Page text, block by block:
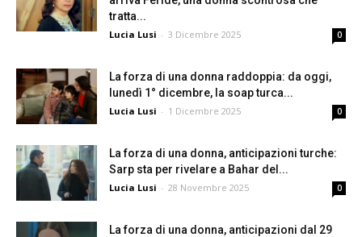
tratta...
Lucia Lusi - 3 Dicembre 2025 0
La forza di una donna raddoppia: da oggi,
lunedì 1° dicembre, la soap turca...
Lucia Lusi - 1 Dicembre 2025 0
La forza di una donna, anticipazioni turche:
Sarp sta per rivelare a Bahar del...
Lucia Lusi - 28 Novembre 2025 0
La forza di una donna, anticipazioni dal 29